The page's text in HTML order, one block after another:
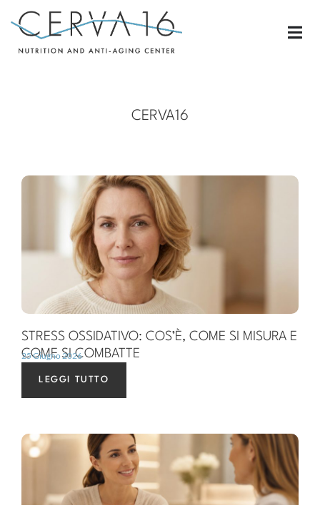
CERVA16
STRESS OSSIDATIVO: COS’È, COME SI MISURA E
COME SI COMBATTE
25 Giugno 2026
LEGGI TUTTO